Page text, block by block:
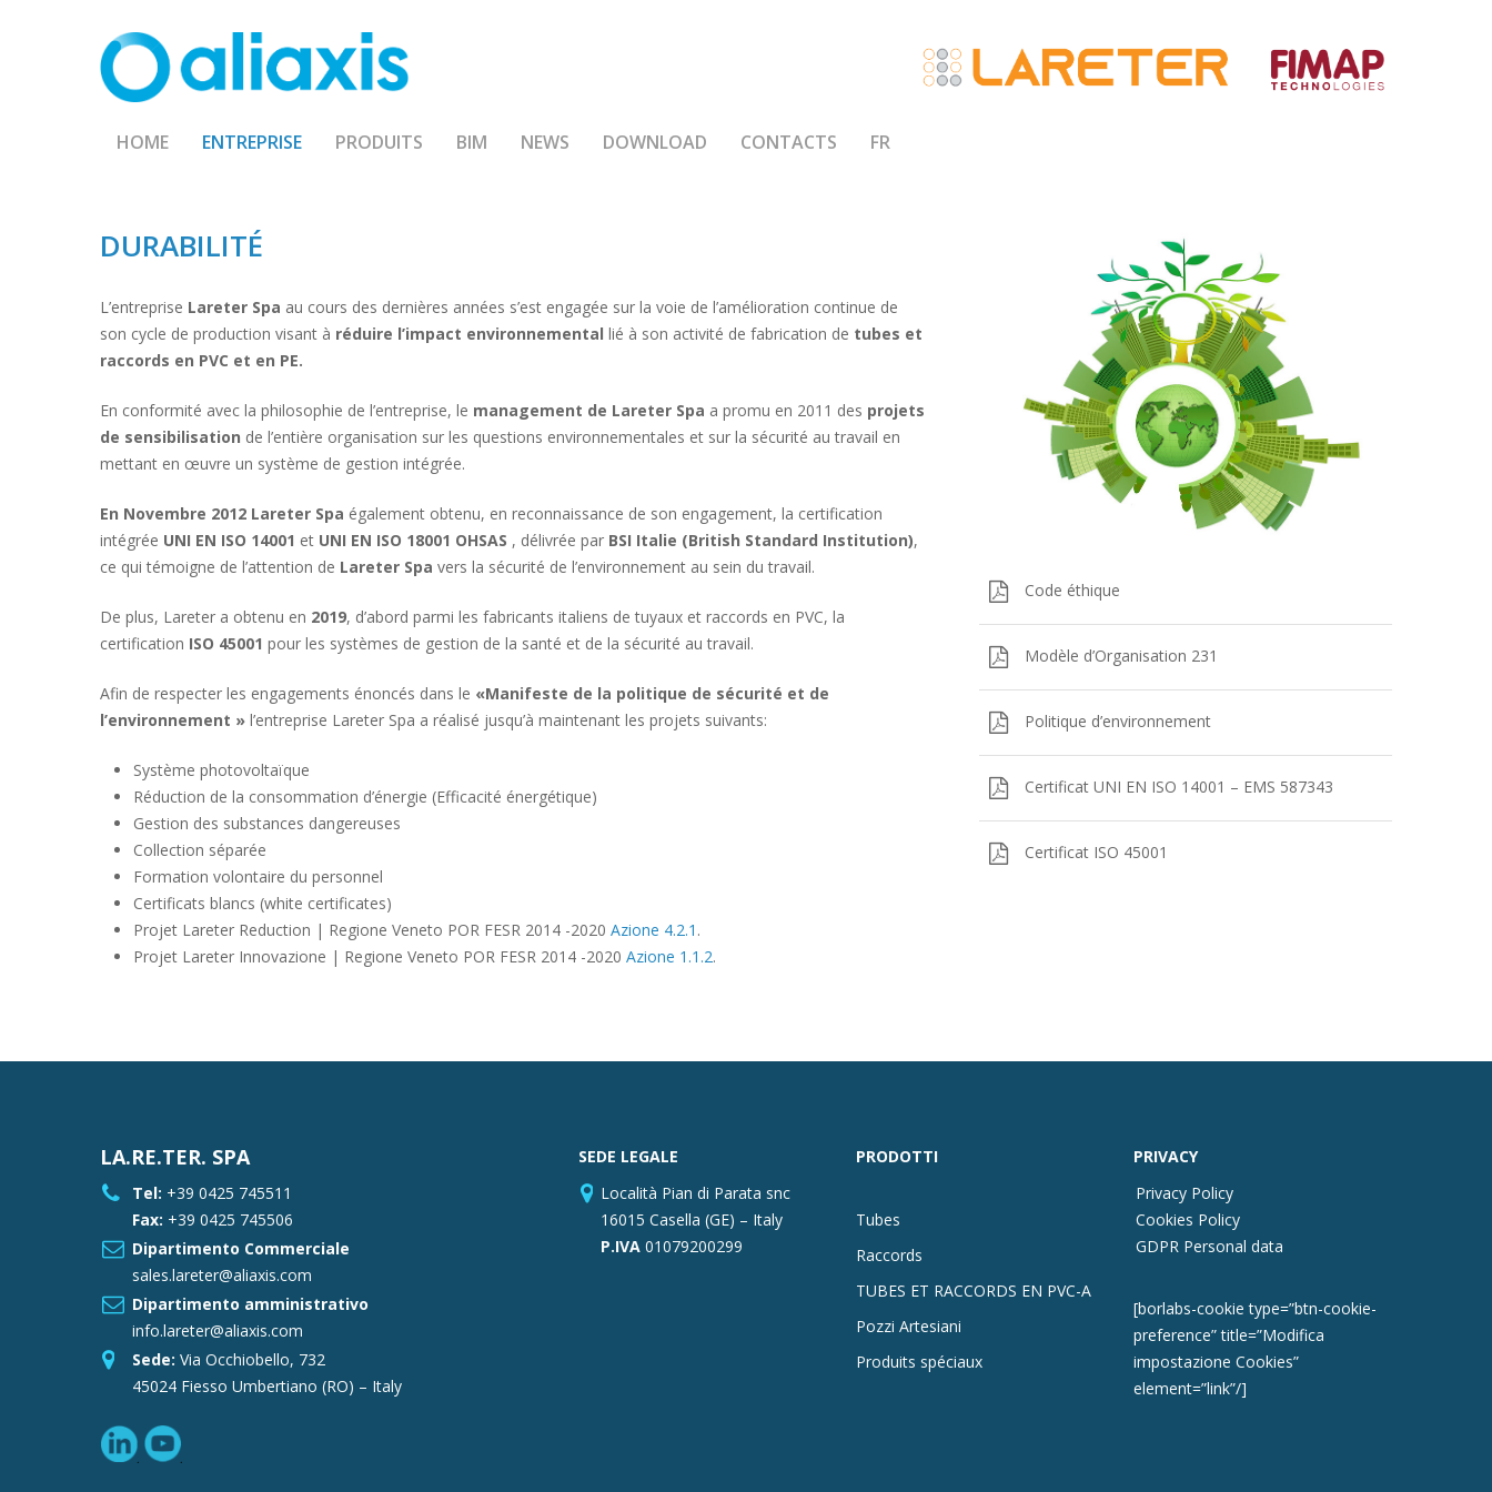
HOME ENTREPRISE PRODUITS BIM NEWS DOWNLOAD CONTACTS FR
DURABILITÉ
L’entreprise Lareter Spa au cours des dernières années s’est engagée sur la voie de l’amélioration continue de
son cycle de production visant à réduire l’impact environnemental lié à son activité de fabrication de tubes et
raccords en PVC et en PE.
En conformité avec la philosophie de l’entreprise, le management de Lareter Spa a promu en 2011 des projets
de sensibilisation de l’entière organisation sur les questions environnementales et sur la sécurité au travail en
mettant en œuvre un système de gestion intégrée.
En Novembre 2012 Lareter Spa également obtenu, en reconnaissance de son engagement, la certification
intégrée UNI EN ISO 14001 et UNI EN ISO 18001 OHSAS , délivrée par BSI Italie (British Standard Institution),
ce qui témoigne de l’attention de Lareter Spa vers la sécurité de l’environnement au sein du travail.
De plus, Lareter a obtenu en 2019, d’abord parmi les fabricants italiens de tuyaux et raccords en PVC, la
certification ISO 45001 pour les systèmes de gestion de la santé et de la sécurité au travail.
Afin de respecter les engagements énoncés dans le «Manifeste de la politique de sécurité et de
l’environnement » l’entreprise Lareter Spa a réalisé jusqu’à maintenant les projets suivants:
Système photovoltaïque
Réduction de la consommation d’énergie (Efficacité énergétique)
Gestion des substances dangereuses
Collection séparée
Formation volontaire du personnel
Certificats blancs (white certificates)
Projet Lareter Reduction | Regione Veneto POR FESR 2014 -2020Azione 4.2.1 .
Projet Lareter Innovazione | Regione Veneto POR FESR 2014 -2020Azione 1.1.2.
Code éthique
Modèle d’Organisation 231
Politique d’environnement
Certificat UNI EN ISO 14001 – EMS 587343
Certificat ISO 45001
LA.RE.TER. SPA
Tel: +39 0425 745511
Fax: +39 0425 745506
Dipartimento Commerciale
sales.lareter@aliaxis.com
Dipartimento amministrativo
info.lareter@aliaxis.com
Sede: Via Occhiobello, 732
45024 Fiesso Umbertiano (RO) – Italy
SEDE LEGALE
Località Pian di Parata snc
16015 Casella (GE) – Italy
P.IVA01079200299
PRODOTTI
Tubes
Raccords
TUBES ET RACCORDS EN PVC-A
Pozzi Artesiani
Produits spéciaux
PRIVACY
Privacy Policy
Cookies Policy
GDPR Personal data
[borlabs-cookie type=”btn-cookie-
preference” title=”Modifica
impostazione Cookies”
element=”link”/]